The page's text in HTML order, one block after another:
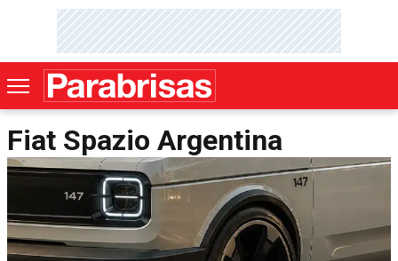
Fiat Spazio Argentina